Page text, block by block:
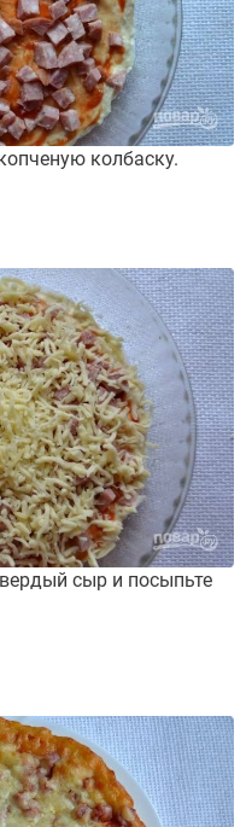
колбаску.
сыр и посыпьте